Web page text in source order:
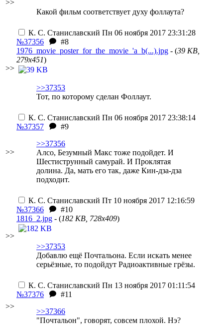
>>
Какой фильм соответствует духу фоллаута?
>>
К. С. Станиславский Пн 06 ноября 2017 23:31:28
№37356
#8
1976_movie_poster_for_the_movie_'a_b(...).jpg - (39 KB,
279x451)
>>37353
Тот, по которому сделан Фоллаут.
>>
К. С. Станиславский Пн 06 ноября 2017 23:38:14
№37357
#9
>>37356
Алсо, Безумный Макс тоже подойдет. И
Шестиструнный самурай. И Проклятая
долина. Да, мать его так, даже Кин-дза-дза
подходит.
>>
К. С. Станиславский Пт 10 ноября 2017 12:16:59
№37366
#10
1816_2.jpg - (182 KB, 728x409)
>>37353
Добавлю ещё Почтальона. Если искать менее
серьёзные, то подойдут Радиоактивные грёзы.
>>
К. С. Станиславский Пн 13 ноября 2017 01:11:54
№37376
#11
>>37366
"Почтальон", говорят, совсем плохой. Нэ?